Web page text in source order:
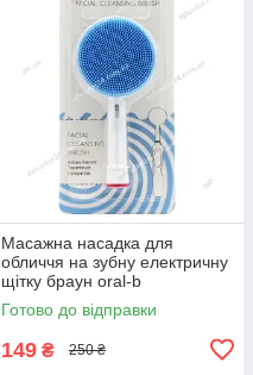
Масажна насадка для
обличчя на зубну електричну
щітку браун oral-b
Готово до відправки
149 ₴ 250 ₴